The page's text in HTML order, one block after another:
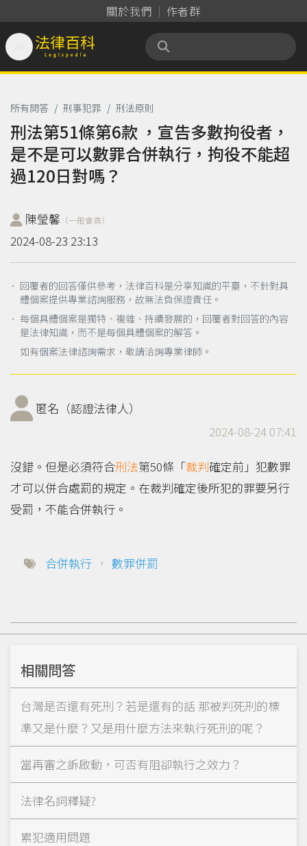
關於我們 作者群
法律百科 Legispedia
所有問答 / 刑事犯罪 / 刑法原則
刑法第51條第6款 ，宣告多數拘役者，
是不是可以數罪合併執行，拘役不能超
過120日對嗎？
陳瑩馨 （一般會員）
2024-08-23 23:13
． 回覆者的回答僅供參考，法律百科是分享知識的平臺，不針對具
體個案提供專業諮詢服務，故無法負保證責任。
． 每個具體個案是獨特、複雜、持續發展的，回覆者對回答的內容
是法律知識，而不是每個具體個案的解答。
如有個案法律諮詢需求，敬請洽詢專業律師。
匿名（認證法律人）
2024-08-24 07:41
沒錯。但是必須符合刑法第50條「裁判確定前」犯數罪
才可以併合處罰的規定。在裁判確定後所犯的罪要另行
受罰，不能合併執行。
合併執行 ， 數罪併罰
相關問答
台灣是否還有死刑？若是還有的話 那被判死刑的標
準又是什麼？又是用什麼方法來執行死刑的呢？
當再審之訴啟動，可否有阻卻執行之效力？
法律名詞釋疑?
累犯適用問題